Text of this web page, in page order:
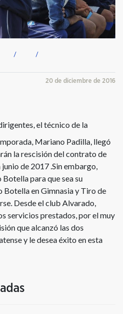
20 de diciembre de 2016
el técnico de la
Mariano Padilla, llegó
la rescisión del contrato de
de 2017 .Sin embargo,
para que sea su
Botella en Gimnasia y Tiro de
Desde el club Alvarado,
servicios prestados, por el muy
que alcanzó las dos
y le desea éxito en esta